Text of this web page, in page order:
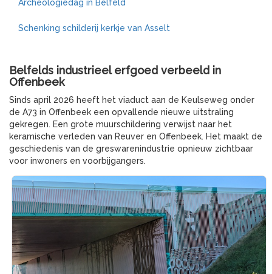
Archeologiedag in Belfeld
Schenking schilderij kerkje van Asselt
Belfelds industrieel erfgoed verbeeld in
Offenbeek
Sinds april 2026 heeft het viaduct aan de Keulseweg onder
de A73 in Offenbeek een opvallende nieuwe uitstraling
gekregen. Een grote muurschildering verwijst naar het
keramische verleden van Reuver en Offenbeek. Het maakt de
geschiedenis van de greswarenindustrie opnieuw zichtbaar
voor inwoners en voorbijgangers.